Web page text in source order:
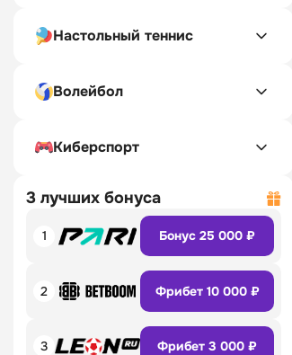
Настольный теннис
Волейбол
Киберспорт
3 лучших бонуса
1 Бонус 25 000 ₽
2 Фрибет 10 000 ₽
3 Фрибет 3 000 ₽